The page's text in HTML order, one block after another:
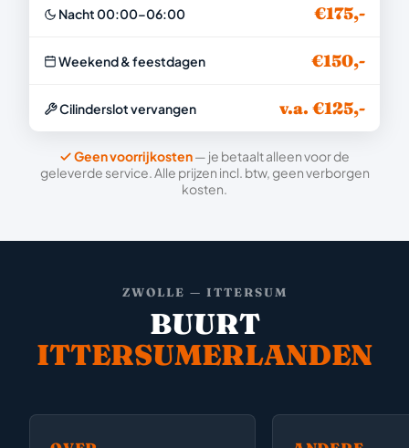
Nacht 00:00–06:00 €175,-
Weekend & feestdagen €150,-
Cilinderslot vervangen v.a. €125,-
Geen voorrijkosten— je betaalt alleen voor de
geleverde service. Alle prijzen incl. btw, geen verborgen
kosten.
ZWOLLE — ITTERSUM
BUURT
ITTERSUMERLANDEN